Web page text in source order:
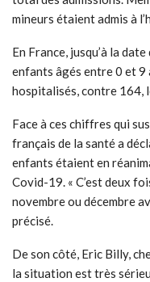
mineurs étaient admis à
En France, jusqu’à la
enfants âgés entre 0 et
hospitalisés, contre 164,
Face à ces chiffres qui
français de la santé a
enfants étaient en
Covid-19. « C’est deux
novembre ou décembre
précisé.
De son côté, Eric Billy,
la situation est très